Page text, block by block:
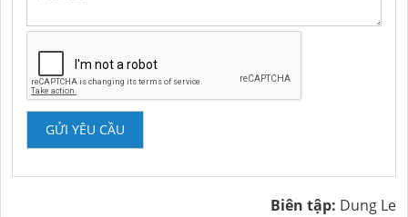
GỬI YÊU CẦU
Biên tập: Dung Le